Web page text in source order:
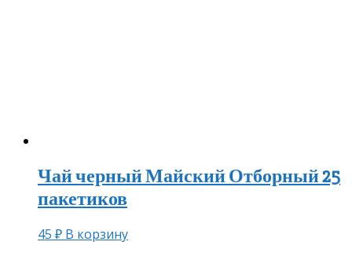
Чай черный Майский Отборный 25
пакетиков
45 ₽ В корзину